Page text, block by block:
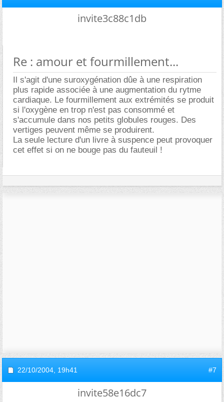
invite3c88c1db
Re : amour et fourmillement...
Il s'agit d'une suroxygénation dûe à une respiration
plus rapide associée à une augmentation du rytme
cardiaque. Le fourmillement aux extrémités se produit
si l'oxygène en trop n'est pas consommé et
s'accumule dans nos petits globules rouges. Des
vertiges peuvent même se produirent.
La seule lecture d'un livre à suspence peut provoquer
cet effet si on ne bouge pas du fauteuil !
22/10/2004, 19h41 #7
invite58e16dc7